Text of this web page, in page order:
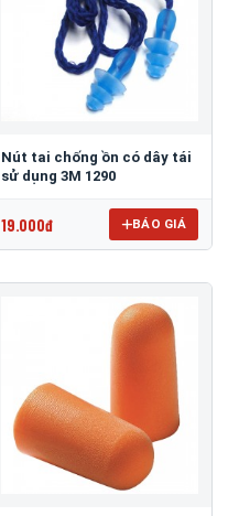
Nút tai chống ồn có dây tái
sử dụng 3M 1290
19.000đ BÁO GIÁ